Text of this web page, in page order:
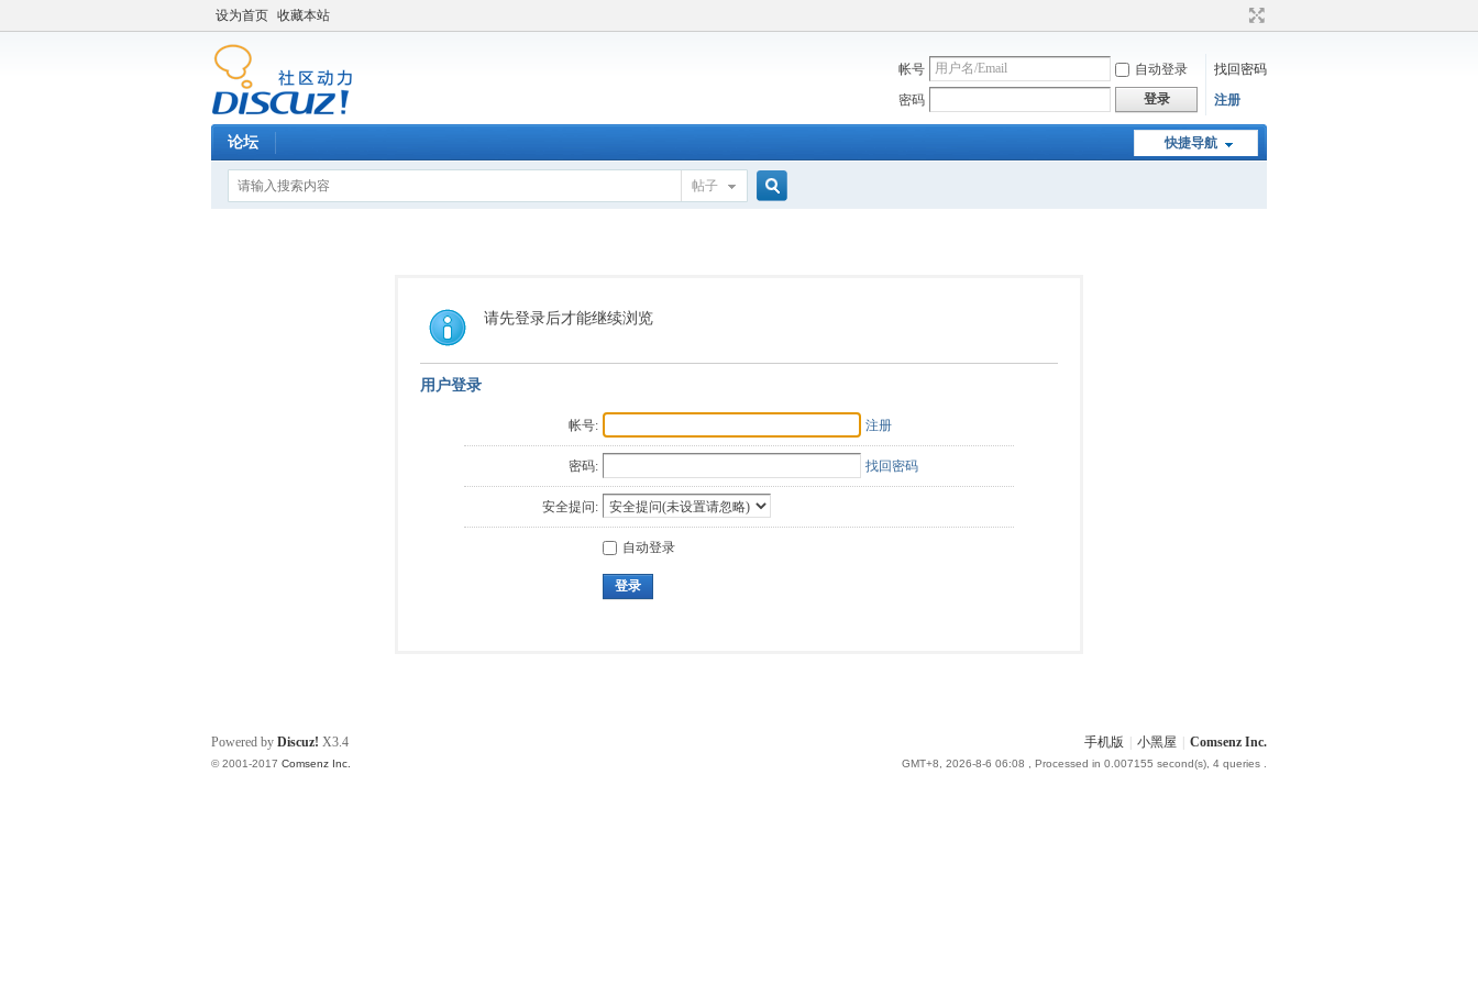
设为首页 收藏本站
帐号 自动登录
找回密码
密码
登录 注册
快捷导航
论坛
帖子
请先登录后才能继续浏览
用户登录
帐号: 注册
密码: 找回密码
安全提问:
自动登录
登录
手机版 小黑屋 Comsenz Inc.
GMT+8, 2026-8-6 06:08 , Processed in 0.007155 second(s), 4 queries .
Powered by Discuz! X3.4
© 2001-2017 Comsenz Inc.